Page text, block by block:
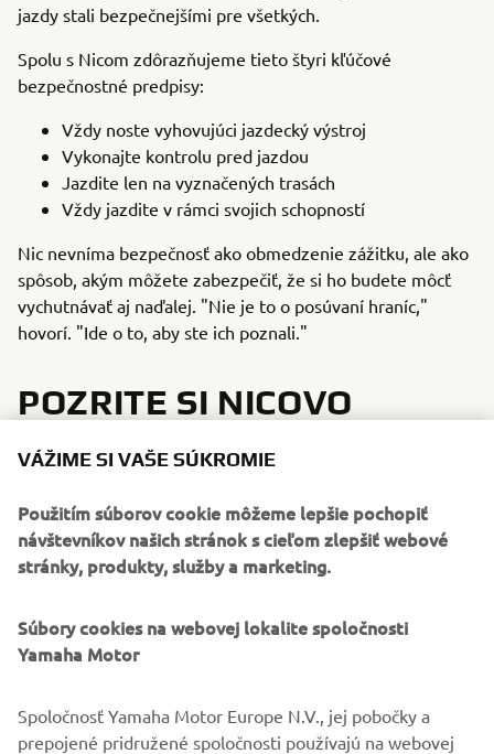
jazdy stali bezpečnejšími pre všetkých.
Spolu s Nicom zdôrazňujeme tieto štyri kľúčové
bezpečnostné predpisy:
Vždy noste vyhovujúci jazdecký výstroj
Vykonajte kontrolu pred jazdou
Jazdite len na vyznačených trasách
Vždy jazdite v rámci svojich schopností
Nic nevníma bezpečnosť ako obmedzenie zážitku, ale ako
spôsob, akým môžete zabezpečiť, že si ho budete môcť
vychutnávať aj naďalej. "Nie je to o posúvaní hraníc,"
hovorí. "Ide o to, aby ste ich poznali."
POZRITE SI NICOVO
BEZPEČNOSTNÉ VIDEO O
VÁŽIME SI VAŠE SÚKROMIE
Použitím súborov cookie môžeme lepšie pochopiť
návštevníkov našich stránok s cieľom zlepšiť webové
stránky, produkty, služby a marketing.
Súbory cookies na webovej lokalite spoločnosti
Yamaha Motor
Spoločnosť Yamaha Motor Europe N.V., jej pobočky a
prepojené pridružené spoločnosti používajú na webovej